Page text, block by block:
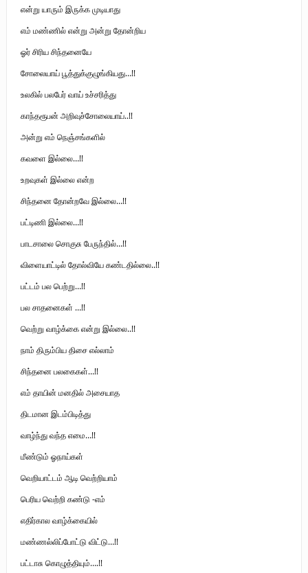
என்று யாரும் இருக்க முடியாது
எம் மண்ணில் என்று அன்று தோன்றிய
ஓர் சிரிய சிந்தனையே
சோலையாய் பூத்துக்குழுங்கியது…!!
உலகில் பலபேர் வாய் உச்சரித்து
காந்தரூபன் அறிவுச்சோலையாய்..!!
அன்று எம் நெஞ்சங்களில்
கவளை இல்லை…!!
உறவுகள் இல்லை என்ற
சிந்தனை தோன்றவே இல்லை…!!
பட்டிணி இல்லை…!!
பாடசாலை சொகுசு பேருந்தில்…!!
விளையாட்டில் தோல்வியே கண்டதில்லை..!!
பட்டம் பல பெற்று…!!
பல சாதனைகள் …!!
வெற்று வாழ்க்கை என்று இல்லை..!!
நாம் திரும்பிய திசை எல்லாம்
சிந்தனை பலகைகள்…!!
எம் தாயின் மனதில் அசையாத
திடமான இடம்பிடித்து
வாழ்ந்து வந்த எமை…!!
மீண்டும் ஓநாய்கள்
வெறியாட்டம் ஆடி வெற்றியாம்
பெரிய வெற்றி கண்டு -எம்
எதிர்கால வாழ்க்கையில்
மண்ணல்லிப்போட்டு விட்டு…!!
பட்டாசு கொழுத்தியும்….!!